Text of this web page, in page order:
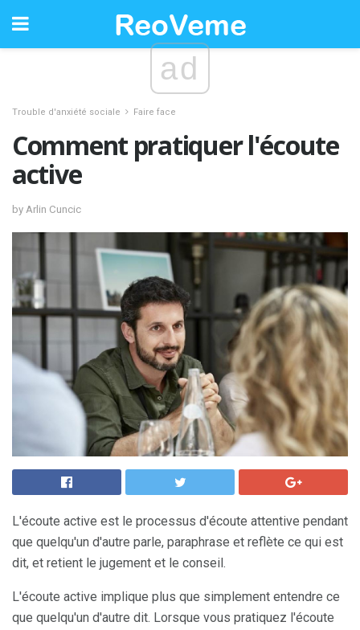
ad
Trouble d'anxiété sociale Faire face
Comment pratiquer l'écoute
active
by Arlin Cuncic
L'écoute active est le processus d'écoute attentive pendant
que quelqu'un d'autre parle, paraphrase et reflète ce qui est
dit, et retient le jugement et le conseil.
L'écoute active implique plus que simplement entendre ce
que quelqu'un d'autre dit. Lorsque vous pratiquez l'écoute